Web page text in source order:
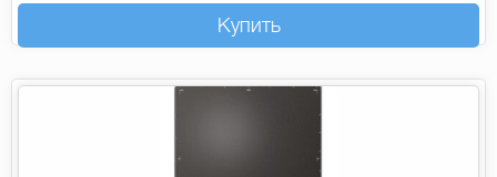
Купить